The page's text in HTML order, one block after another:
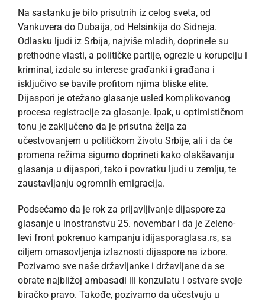
Na sastanku je bilo prisutnih iz celog sveta, od
Vankuvera do Dubaija, od Helsinkija do Sidneja.
Odlasku ljudi iz Srbija, najviše mladih, doprinele su
prethodne vlasti, a političke partije, ogrezle u korupciju i
kriminal, izdale su interese građanki i građana i
isključivo se bavile profitom njima bliske elite.
Dijaspori je otežano glasanje usled komplikovanog
procesa registracije za glasanje. Ipak, u optimističnom
tonu je zaključeno da je prisutna želja za
učestvovanjem u političkom životu Srbije, ali i da će
promena režima sigurno doprineti kako olakšavanju
glasanja u dijaspori, tako i povratku ljudi u zemlju, te
zaustavljanju ogromnih emigracija.
Podsećamo da je rok za prijavljivanje dijaspore za
glasanje u inostranstvu 25. novembar i da je Zeleno-
levi front pokrenuo kampanju idijasporaglasa.rs, sa
ciljem omasovljenja izlaznosti dijaspore na izbore.
Pozivamo sve naše državljanke i državljane da se
obrate najbližoj ambasadi ili konzulatu i ostvare svoje
biračko pravo. Takođe, pozivamo da učestvuju u